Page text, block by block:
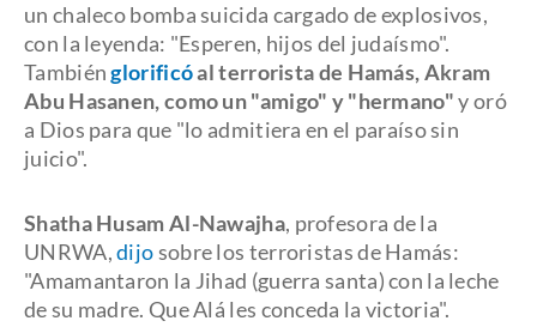
un chaleco bomba suicida cargado de explosivos,
con la leyenda: "Esperen, hijos del judaísmo".
Tambiénglorificóal terrorista de Hamás, Akram
Abu Hasanen, como un "amigo" y "hermano"y oró
a Dios para que "lo admitiera en el paraíso sin
juicio".
Shatha Husam Al-Nawajha, profesora de la
UNRWA,dijosobre los terroristas de Hamás:
"Amamantaron la Jihad (guerra santa) con la leche
de su madre. Que Alá les conceda la victoria".